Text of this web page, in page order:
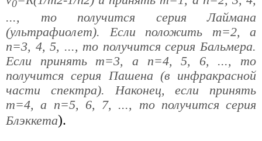
0
..., то получится серия Лаймана
(ультрафиолет). Если положить m=2, а
n=3, 4, 5, ..., то получится серия Бальмера.
Если принять m=3, а n=4, 5, 6, ..., то
получится серия Пашена (в инфракрасной
части спектра). Наконец, если принять
m=4, а n=5, 6, 7, ..., то получится серия
Блэккета).